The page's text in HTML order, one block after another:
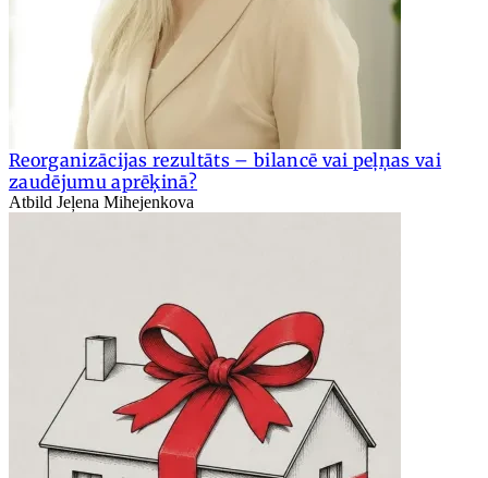
Reorganizācijas rezultāts – bilancē vai peļņas vai
zaudējumu aprēķinā?
Atbild Jeļena Mihejenkova